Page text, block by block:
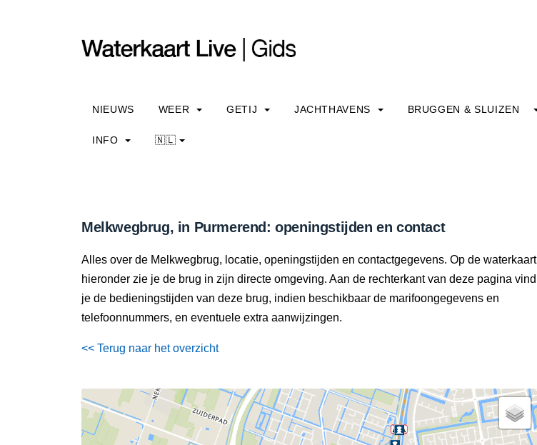
NIEUWS WEER GETIJ JACHTHAVENS BRUGGEN & SLUIZEN
INFO 🇳🇱
Melkwegbrug, in Purmerend: openingstijden en contact
Alles over de Melkwegbrug, locatie, openingstijden en contactgegevens. Op de waterkaart
hieronder zie je de brug in zijn directe omgeving. Aan de rechterkant van deze pagina vind
je de bedieningstijden van deze brug, indien beschikbaar de marifoongegevens en
telefoonnummers, en eventuele extra aanwijzingen.
<< Terug naar het overzicht